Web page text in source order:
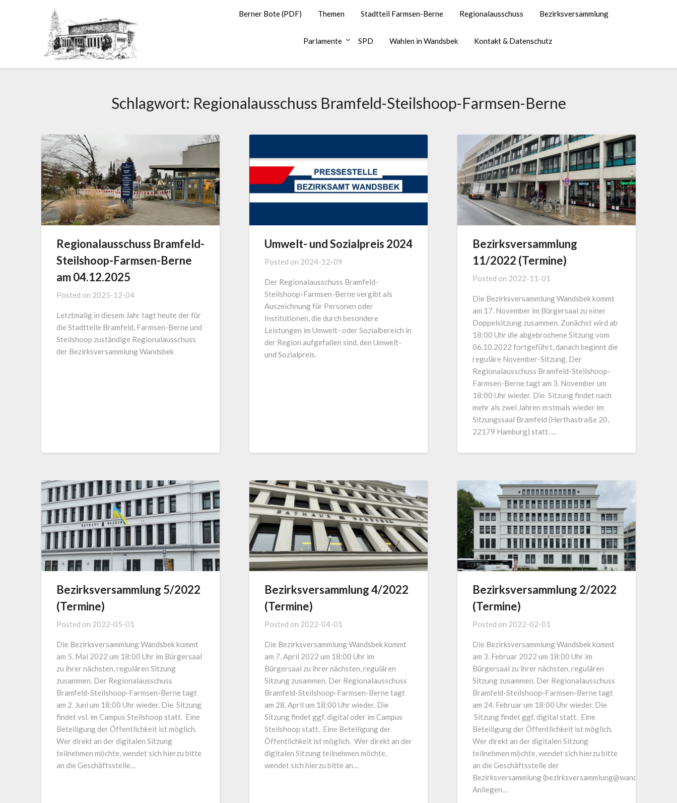
Berner Bote (PDF) Themen Stadtteil Farmsen-Berne Regionalausschuss Bezirksversammlung
Parlamente SPD Wahlen in Wandsbek Kontakt & Datenschutz
Schlagwort: Regionalausschuss Bramfeld-Steilshoop-Farmsen-Berne
Regionalausschuss Bramfeld-
Steilshoop-Farmsen-Berne
am 04.12.2025
Posted on 2025-12-04
Letztmalig in diesem Jahr tagt heute der für
die Stadtteile Bramfeld, Farmsen-Berne und
Steilshoop zuständige Regionalausschuss
der Bezirksversammlung Wandsbek
Umwelt- und Sozialpreis 2024
Posted on 2024-12-09
Der Regionalausschuss Bramfeld-
Steilshoop-Farmsen-Berne vergibt als
Auszeichnung für Personen oder
Institutionen, die durch besondere
Leistungen im Umwelt- oder Sozialbereich in
der Region aufgefallen sind, den Umwelt-
und Sozialpreis.
Bezirksversammlung
11/2022 (Termine)
Posted on 2022-11-01
Die Bezirksversammlung Wandsbek kommt
am 17. November im Bürgersaal zu einer
Doppelsitzung zusammen. Zunächst wird ab
18:00 Uhr die abgebrochene Sitzung vom
06.10.2022 fortgeführt, danach beginnt die
reguläre November-Sitzung. Der
Regionalausschuss Bramfeld-Steilshoop-
Farmsen-Berne tagt am 3. November um
18:00 Uhr wieder. Die Sitzung findet nach
mehr als zwei Jahren erstmals wieder im
Sitzungssaal Bramfeld (Herthastraße 20,
22179 Hamburg) statt. …
Bezirksversammlung 5/2022
(Termine)
Posted on 2022-05-01
Die Bezirksversammlung Wandsbek kommt
am 5. Mai 2022 um 18:00 Uhr im Bürgersaal
zu ihrer nächsten, regulären Sitzung
zusammen. Der Regionalausschuss
Bramfeld-Steilshoop-Farmsen-Berne tagt
am 2. Juni um 18:00 Uhr wieder. Die Sitzung
findet vsl. im Campus Steilshoop statt. Eine
Beteiligung der Öffentlichkeit ist möglich.
Wer direkt an der digitalen Sitzung
teilnehmen möchte, wendet sich hierzu bitte
an die Geschäftsstelle…
Bezirksversammlung 4/2022
(Termine)
Posted on 2022-04-01
Die Bezirksversammlung Wandsbek kommt
am 7. April 2022 um 18:00 Uhr im
Bürgersaal zu ihrer nächsten, regulären
Sitzung zusammen. Der Regionalausschuss
Bramfeld-Steilshoop-Farmsen-Berne tagt
am 28. April um 18:00 Uhr wieder. Die
Sitzung findet ggf. digital oder im Campus
Steilshoop statt. Eine Beteiligung der
Öffentlichkeit ist möglich. Wer direkt an der
digitalen Sitzung teilnehmen möchte,
wendet sich hierzu bitte an…
Bezirksversammlung 2/2022
(Termine)
Posted on 2022-02-01
Die Bezirksversammlung Wandsbek kommt
am 3. Februar 2022 um 18:00 Uhr im
Bürgersaal zu ihrer nächsten, regulären
Sitzung zusammen. Der Regionalausschuss
Bramfeld-Steilshoop-Farmsen-Berne tagt
am 24. Februar um 18:00 Uhr wieder. Die
Sitzung findet ggf. digital statt. Eine
Beteiligung der Öffentlichkeit ist möglich.
Wer direkt an der digitalen Sitzung
teilnehmen möchte, wendet sich hierzu bitte
an die Geschäftsstelle der
Bezirksversammlung
Anliegen…